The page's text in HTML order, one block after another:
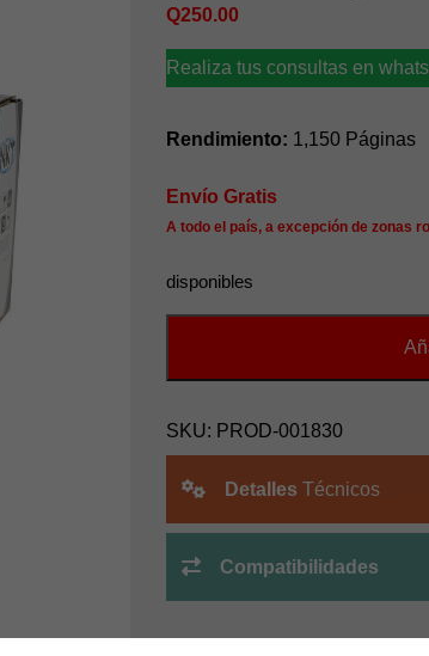
Q250.00
Realiza tus consultas en
Rendimiento: 1,150 Páginas
Envío Gratis
A todo el país, a excepción de zonas
disponibles
PARA
(CON
NKT
ORIGINAL
cantidad
SKU: PROD-001830
Detalles Técnicos
Compatibilidades